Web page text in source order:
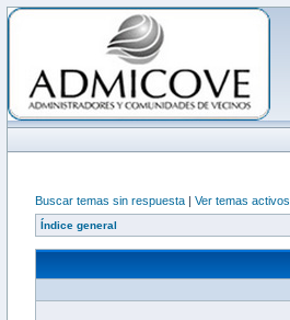
Buscar temas sin respuesta | Ver temas activos
Índice general